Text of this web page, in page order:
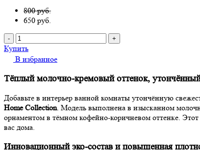
800 руб.
650 руб.
- +
Купить
В избранное
Тёплый молочно-кремовый оттенок,
Добавьте в интерьер ванной комнаты утончённую
Home Collection. Модель выполнена в изысканном
орнаментом в тёмном кофейно-коричневом оттенке.
вас дома.
Инновационный эко-состав и повышенная